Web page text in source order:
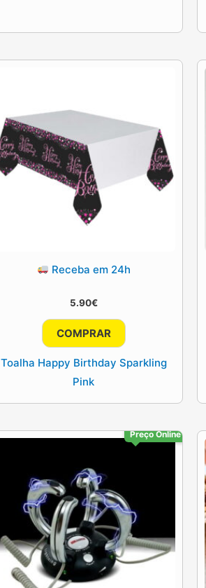
Receba em 24h
5.90€
COMPRAR
Toalha Happy Birthday Sparkling
Pink
Preço Online